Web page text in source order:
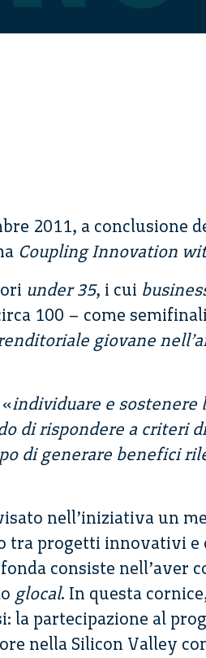
2011, a conclusione
Coupling Innovation
under 35, i cui
100 – come
giovane
individuare e sostenere
di rispondere a criteri
di generare benefici
nell’iniziativa un
tra progetti innovativi
consiste nell’aver
glocal. In questa
partecipazione al
nella Silicon Valley